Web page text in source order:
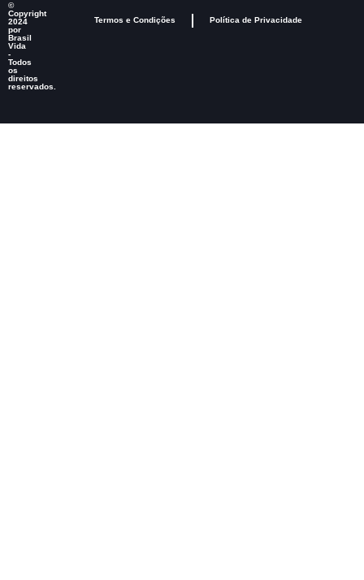
©
Copyright
2024
por
Brasil
Vida
-
Todos
os
direitos
reservados.
Termos e Condições Política de Privacidade